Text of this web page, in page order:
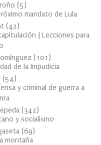
(5)
mandato de Lula
(42)
| Lecciones para
(101 )
de la Impudicia
(54)
y criminal de guerra a
(342)
y socialismo
(69)
montaña